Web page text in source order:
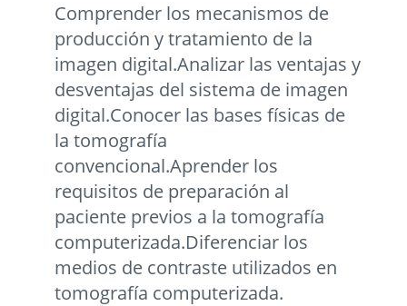
Comprender los mecanismos de
producción y tratamiento de la
imagen digital.Analizar las ventajas y
desventajas del sistema de imagen
digital.Conocer las bases fí­sicas de
la tomografí­a
convencional.Aprender los
requisitos de preparación al
paciente previos a la tomografí­a
computerizada.Diferenciar los
medios de contraste utilizados en
tomografí­a computerizada.